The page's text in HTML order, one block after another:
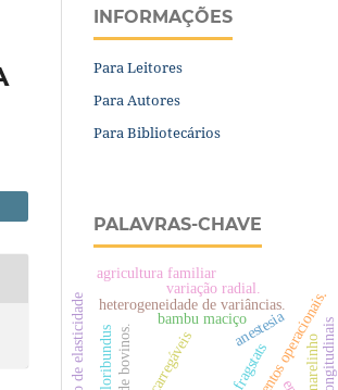
INFORMAÇÕES
Para Leitores
Para Autores
Para Bibliotecários
PALAVRAS-CHAVE
bambu maciço
heterogeneidade de variâncias.rendimentos operacionais.
fragstats
anestesia
amarelinho
variação radial.
agricultura familiar